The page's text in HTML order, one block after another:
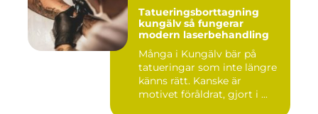
Tatueringsborttagning
kungälv så fungerar
modern laserbehandling
Många i Kungälv bär på
tatueringar som inte längre
känns rätt. Kanske är
motivet föråldrat, gjort i ...